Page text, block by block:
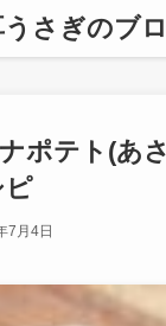
さぎのブ
ポテト(あ
ピ
7月4日